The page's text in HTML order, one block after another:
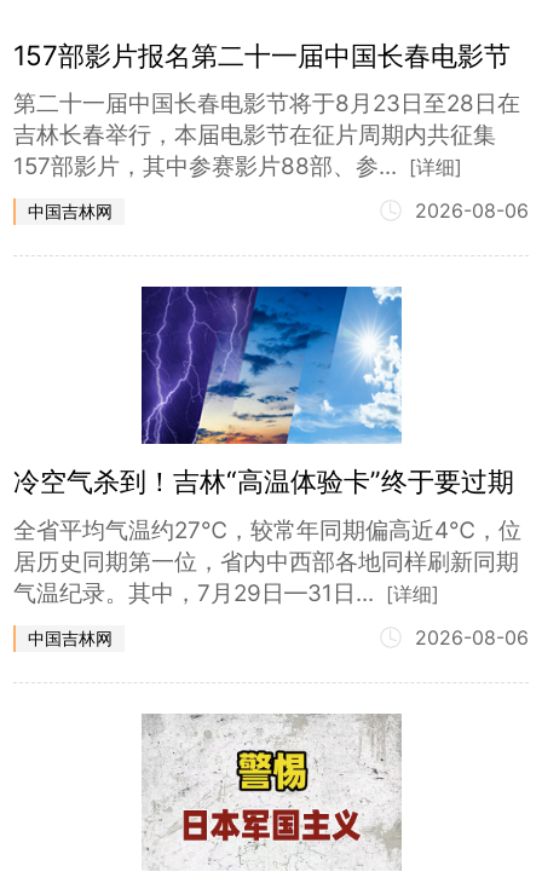
157部影片报名第二十一届中国长春电影节
第二十一届中国长春电影节将于8月23日至28日在
吉林长春举行，本届电影节在征片周期内共征集
157部影片，其中参赛影片88部、参...
[详细]
中国吉林网 2026-08-06
冷空气杀到！吉林“高温体验卡”终于要过期
了
全省平均气温约27℃，较常年同期偏高近4℃，位
居历史同期第一位，省内中西部各地同样刷新同期
气温纪录。其中，7月29日—31日...
[详细]
中国吉林网 2026-08-06